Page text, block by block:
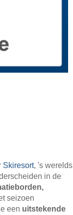
Skiresort, 's werelds
in de
seizoen
een uitstekende